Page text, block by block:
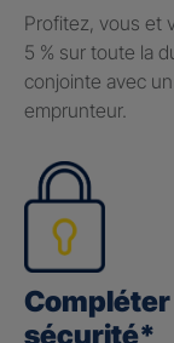
Profitez, vous et
5 % sur toute la
conjointe avec
emprunteur.
sécurité*